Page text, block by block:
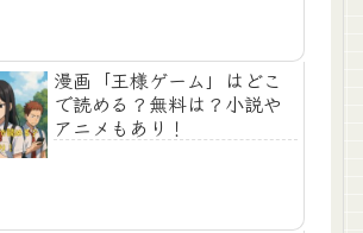
漫画「王様ゲーム」はどこ
で読める？無料は？小説や
アニメもあり！